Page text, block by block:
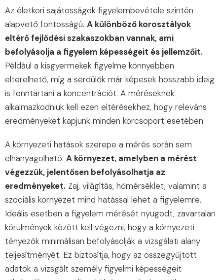
Az életkori sajátosságok figyelembevétele szintén
alapvető fontosságú. A különböző korosztályok
eltérő fejlődési szakaszokban vannak, ami
befolyásolja a figyelem képességeit és jellemzőit.
Például a kisgyermekek figyelme könnyebben
elterelhető, míg a serdülők már képesek hosszabb ideig
is fenntartani a koncentrációt. A méréseknek
alkalmazkodniuk kell ezen eltérésekhez, hogy releváns
eredményeket kapjunk minden korcsoport esetében.
A környezeti hatások szerepe a mérés során sem
elhanyagolható. A környezet, amelyben a mérést
végezzük, jelentősen befolyásolhatja az
eredményeket. Zaj, világítás, hőmérséklet, valamint a
szociális környezet mind hatással lehet a figyelemre.
Ideális esetben a figyelem mérését nyugodt, zavartalan
körülmények között kell végezni, hogy a környezeti
tényezők minimálisan befolyásolják a vizsgálati alany
teljesítményét. Ez biztosítja, hogy az összegyűjtött
adatok a vizsgált személy figyelmi képességeit